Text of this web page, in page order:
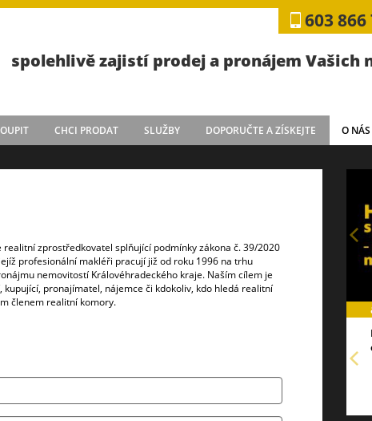
603 866
spolehlivě zajistí prodej a pronájem Vašich
CHCI PRODAT SLUŽBY DOPORUČTE A ZÍSKEJTE O NÁS
realitní zprostředkovatel splňující podmínky zákona č. 39/2020
profesionální makléři pracují již od roku 1996 na trhu
nemovitostí Královéhradeckého kraje. Naším cílem je
kupující, pronajímatel, nájemce či kdokoliv, kdo hledá realitní
členem realitní komory.